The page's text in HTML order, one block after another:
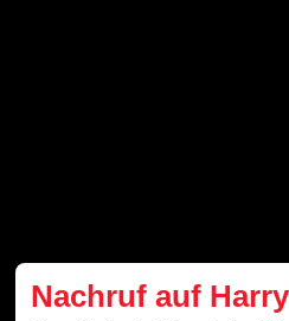
Nachruf auf